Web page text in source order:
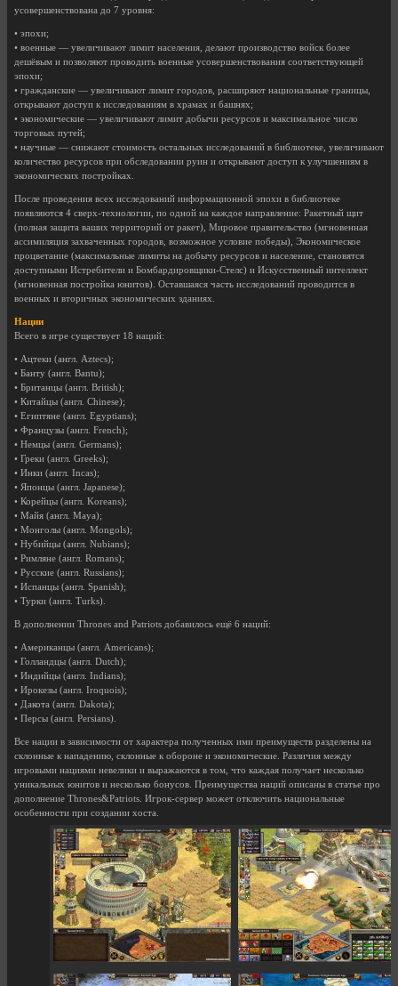
усовершенствована до 7 уровня:
• эпохи;
• военные — увеличивают лимит населения, делают производство войск более
дешёвым и позволяют проводить военные усовершенствования соответствующей
эпохи;
• гражданские — увеличивают лимит городов, расширяют национальные границы,
открывают доступ к исследованиям в храмах и башнях;
• экономические — увеличивают лимит добычи ресурсов и максимальное число
торговых путей;
• научные — снижают стоимость остальных исследований в библиотеке, увеличивают
количество ресурсов при обследовании руин и открывают доступ к улучшениям в
экономических постройках.
После проведения всех исследований информационной эпохи в библиотеке
появляются 4 сверх-технологии, по одной на каждое направление: Ракетный щит
(полная защита ваших территорий от ракет), Мировое правительство (мгновенная
ассимиляция захваченных городов, возможное условие победы), Экономическое
процветание (максимальные лимиты на добычу ресурсов и население, становятся
доступными Истребители и Бомбардировщики-Стелс) и Искусственный интеллект
(мгновенная постройка юнитов). Оставшаяся часть исследований проводится в
военных и вторичных экономических зданиях.
Нации
Всего в игре существует 18 наций:
• Ацтеки (англ. Aztecs);
• Банту (англ. Bantu);
• Британцы (англ. British);
• Китайцы (англ. Chinese);
• Египтяне (англ. Egyptians);
• Французы (англ. French);
• Немцы (англ. Germans);
• Греки (англ. Greeks);
• Инки (англ. Incas);
• Японцы (англ. Japanese);
• Корейцы (англ. Koreans);
• Майя (англ. Maya);
• Монголы (англ. Mongols);
• Нубийцы (англ. Nubians);
• Римляне (англ. Romans);
• Русские (англ. Russians);
• Испанцы (англ. Spanish);
• Турки (англ. Turks).
В дополнении Thrones and Patriots добавилось ещё 6 наций:
• Американцы (англ. Americans);
• Голландцы (англ. Dutch);
• Индийцы (англ. Indians);
• Ирокезы (англ. Iroquois);
• Дакота (англ. Dakota);
• Персы (англ. Persians).
Все нации в зависимости от характера полученных ими преимуществ разделены на
склонные к нападению, склонные к обороне и экономические. Различия между
игровыми нациями невелики и выражаются в том, что каждая получает несколько
уникальных юнитов и несколько бонусов. Преимущества наций описаны в статье про
дополнение Thrones&Patriots. Игрок-сервер может отключить национальные
особенности при создании хоста.